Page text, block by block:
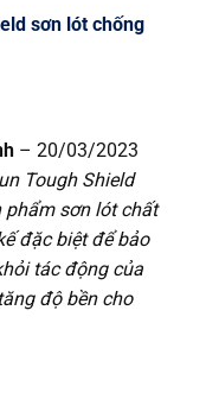
sơn lót chống
– 20/03/2023
Tough Shield
phẩm sơn lót chất
đặc biệt để bảo
tác động của
độ bền cho